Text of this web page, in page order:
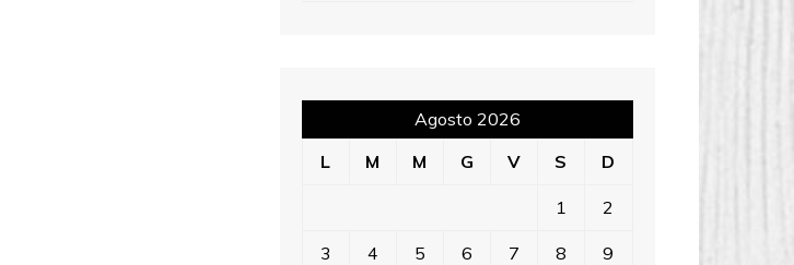
Agosto 2026
L
M M G V S D
1 2
3 4 5 6 7 8 9